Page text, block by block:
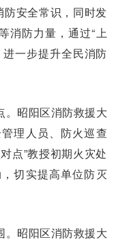
防安全常识，同时发
消防力量，通过“上
一步提升全民消防
。昭阳区消防救援大
理人员、防火巡查
点”教授初期火灾处
切实提高单位防灭
。昭阳区消防救援大